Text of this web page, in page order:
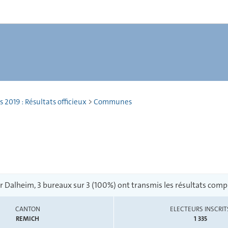
2019 : Résultats officieux > Communes
Dalheim, 3 bureaux sur 3 (100%) ont transmis les résultats
CANTON
REMICH
ELECTEURS
1 335